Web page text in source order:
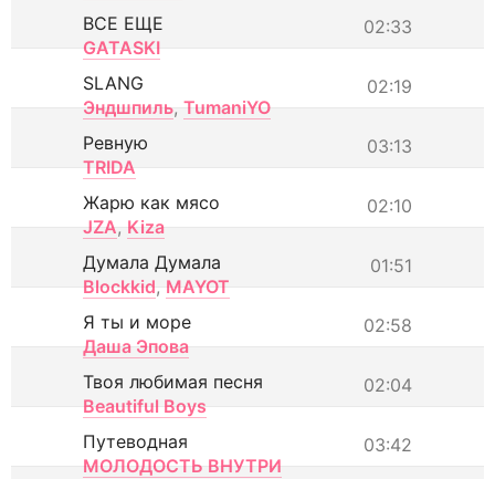
02:33
ВСЕ ЕЩЕ
GATASKI
02:19
SLANG
Эндшпиль, TumaniYO
03:13
Ревную
TRIDA
02:10
Жарю как мясо
JZA, Kiza
01:51
Думала Думала
Blockkid, MAYOT
02:58
Я ты и море
Даша Эпова
02:04
Твоя любимая песня
Beautiful Boys
03:42
Путеводная
МОЛОДОСТЬ ВНУТРИ